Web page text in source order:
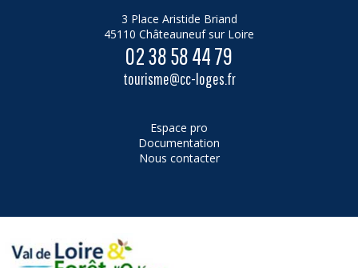
3 Place Aristide Briand
45110 Châteauneuf sur Loire
02 38 58 44 79
tourisme@cc-loges.fr
Espace pro
Documentation
Nous contacter